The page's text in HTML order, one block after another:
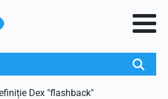
Dex "flashback"